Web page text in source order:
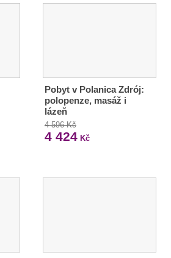
Pobyt v Polanica Zdrój:
polopenze, masáž i
lázeň
4 596 Kč
4 424Kč